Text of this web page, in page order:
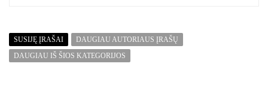
SUSIJĘ ĮRAŠAI
DAUGIAU AUTORIAUS ĮRAŠŲ
DAUGIAU IŠ ŠIOS KATEGORIJOS